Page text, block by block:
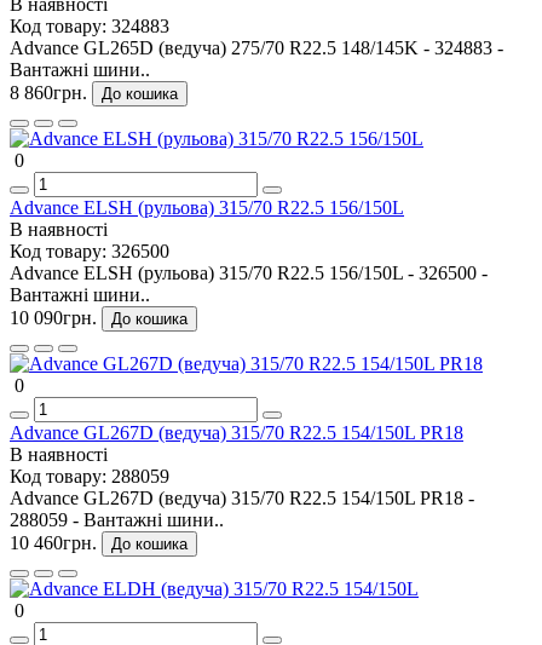
Код товару: 324883
Advance GL265D (ведуча) 275/70 R22.5 148/145K - 324883 -
Вантажні шини..
8 860грн.
До кошика
0
Advance ELSH (рульова) 315/70 R22.5 156/150L
В наявності
Код товару: 326500
Advance ELSH (рульова) 315/70 R22.5 156/150L - 326500 -
Вантажні шини..
10 090грн.
До кошика
0
Advance GL267D (ведуча) 315/70 R22.5 154/150L PR18
В наявності
Код товару: 288059
Advance GL267D (ведуча) 315/70 R22.5 154/150L PR18 -
288059 - Вантажні шини..
10 460грн.
До кошика
0